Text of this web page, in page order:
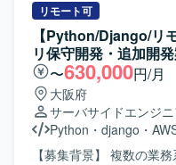
開発を通じて、多様な業
ウを蓄積できる環境です。 【開発環境】 Pythonを用いた
ックエンド開発環境のも
のAIエージェントフレー
リを活用した開発を行い
計・開発・テスト・デ
いただきます。具体的
タ取得、取得データの
を用いた移行先ページの
施していただきます。 【求める人物像】 APIを活用した自
動化や効率化に主体的に
また、既存ナレッジの構
にデータ移行を進められる方
ョンの魅力】 数万ペー
リモート可
【Python/Django/リ
リ保守開発・追加開
〜630,000円/月
大阪府
サーバサイドエンジ
Python ・ django ・
【募集背景】 複数の業